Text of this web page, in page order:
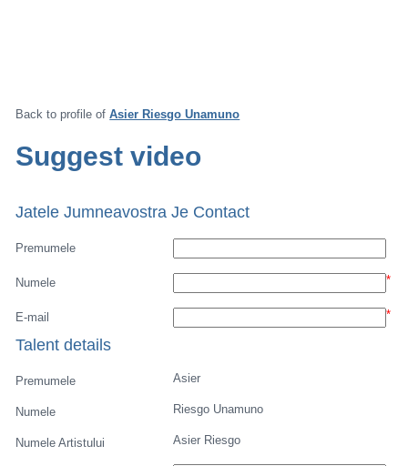
Back to profile ofAsier Riesgo Unamuno
Suggest video
Jatele Jumneavostra Je Contact
Premumele
Numele *
E-mail *
Talent details
Premumele Asier
Numele Riesgo Unamuno
Numele Artistului Asier Riesgo